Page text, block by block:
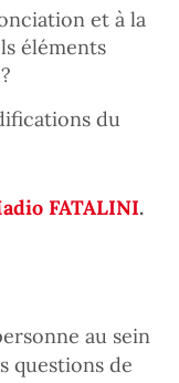
et à la
éléments
du
FATALINI.
au sein
questions de